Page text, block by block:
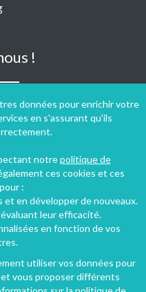
données pour enrichir votre
en s'assurant qu'ils
notrepolitique de
ces cookies et ces
:
et en développer de nouveaux.
leur efficacité.
en fonction de vos
utiliser vos données pour
vous proposer différents
!
- Politique de confidentialité